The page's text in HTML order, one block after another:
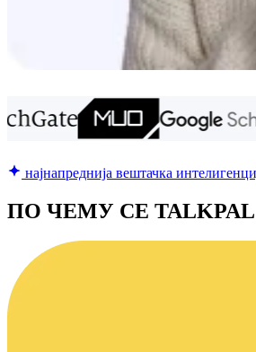
најнапреднија вештачка
ПО ЧЕМУ СЕ